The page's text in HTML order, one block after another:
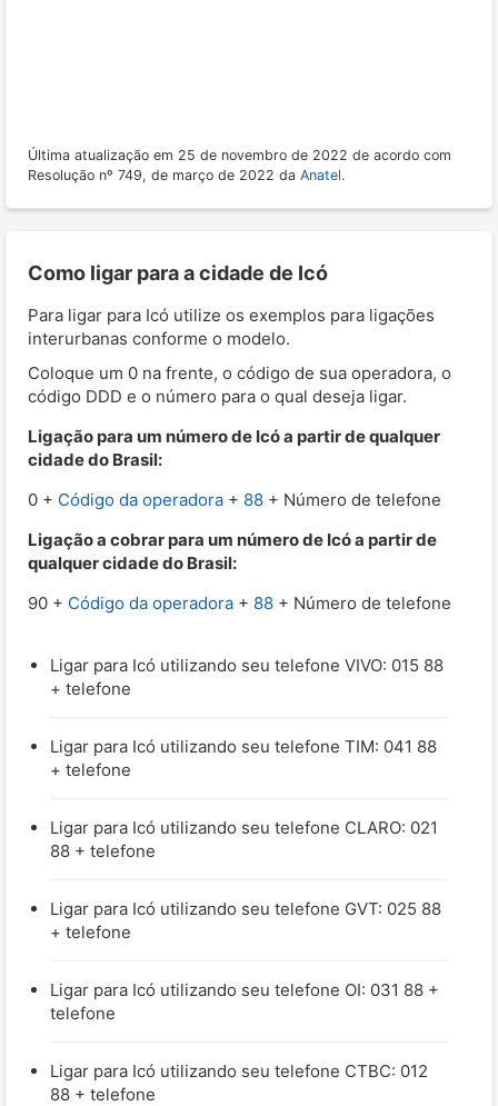
Última atualização em 25 de novembro de 2022 de acordo com
Resolução nº 749, de março de 2022 da Anatel.
Como ligar para a cidade de Icó
Para ligar para Icó utilize os exemplos para ligações
interurbanas conforme o modelo.
Coloque um 0 na frente, o código de sua operadora, o
código DDD e o número para o qual deseja ligar.
Ligação para um número de Icó a partir de qualquer
cidade do Brasil:
0 + Código da operadora + 88 + Número de telefone
Ligação a cobrar para um número de Icó a partir de
qualquer cidade do Brasil:
90 + Código da operadora + 88 + Número de telefone
Ligar para Icó utilizando seu telefone VIVO: 015 88
+ telefone
Ligar para Icó utilizando seu telefone TIM: 041 88
+ telefone
Ligar para Icó utilizando seu telefone CLARO: 021
88 + telefone
Ligar para Icó utilizando seu telefone GVT: 025 88
+ telefone
Ligar para Icó utilizando seu telefone OI: 031 88 +
telefone
Ligar para Icó utilizando seu telefone CTBC: 012
88 + telefone